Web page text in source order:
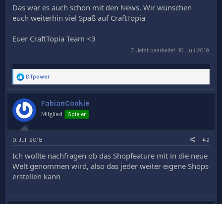
Das war es auch schon mit den News. Wir wünschen
euch weiterhin viel Spaß auf CraftTopia
Euer CraftTopia Team <3
Zuletzt bearbeitet: 10. Juli 2018
R
e
k
t
i
o
n
e
:
DTpower
FabianCookie
Mitglied Spieler
9. Juli 2018 #2
Ich wollte nachfragen ob das Shopfeature mit in die neue
Welt genommen wird, also das jeder weiter eigene Shops
erstellen kann